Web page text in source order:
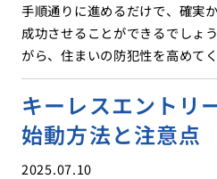
手順通りに進めるだけで、確実
成功させることができるでしょ
がら、住まいの防犯性を高めてく
キーレスエントリ
始動方法と注意点
2025.07.10